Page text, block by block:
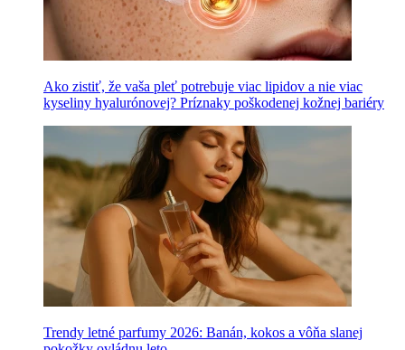
Ako zistiť, že vaša pleť potrebuje viac lipidov a nie viac
kyseliny hyalurónovej? Príznaky poškodenej kožnej bariéry
Trendy letné parfumy 2026: Banán, kokos a vôňa slanej